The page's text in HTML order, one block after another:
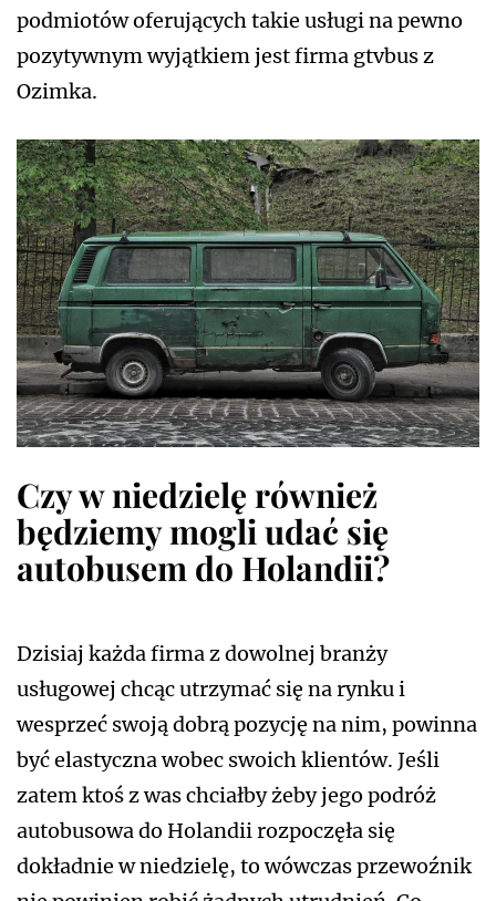
podmiotów oferujących takie usługi na pewno
pozytywnym wyjątkiem jest firma gtvbus z
Ozimka.
Czy w niedzielę również
będziemy mogli udać się
autobusem do Holandii?
Dzisiaj każda firma z dowolnej branży
usługowej chcąc utrzymać się na rynku i
wesprzeć swoją dobrą pozycję na nim, powinna
być elastyczna wobec swoich klientów. Jeśli
zatem ktoś z was chciałby żeby jego podróż
autobusowa do Holandii rozpoczęła się
dokładnie w niedzielę, to wówczas przewoźnik